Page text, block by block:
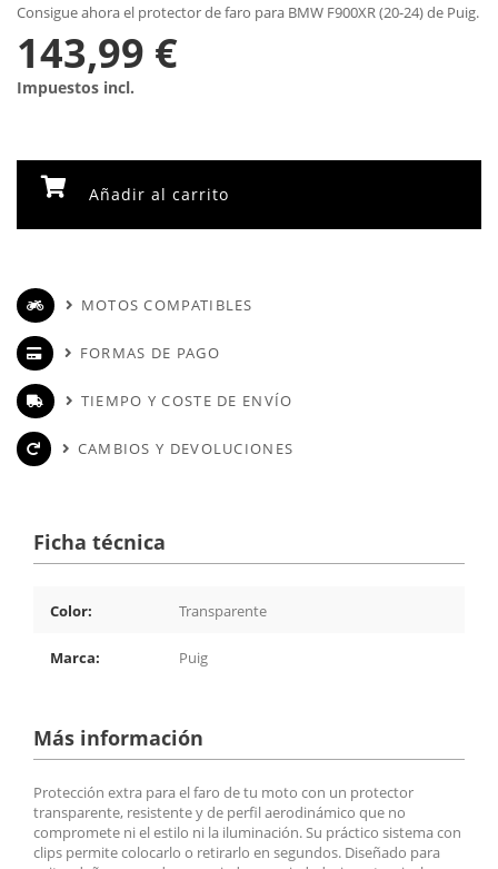
Consigue ahora el protector de faro para BMW F900XR (20-24) de Puig.
143,99 €
Impuestos incl.
Añadir al carrito
MOTOS COMPATIBLES
FORMAS DE PAGO
TIEMPO Y COSTE DE ENVÍO
CAMBIOS Y DEVOLUCIONES
Ficha técnica
Color: Transparente
Marca: Puig
Más información
Protección extra para el faro de tu moto con un protector
transparente, resistente y de perfil aerodinámico que no
compromete ni el estilo ni la iluminación. Su práctico sistema con
clips permite colocarlo o retirarlo en segundos. Diseñado para